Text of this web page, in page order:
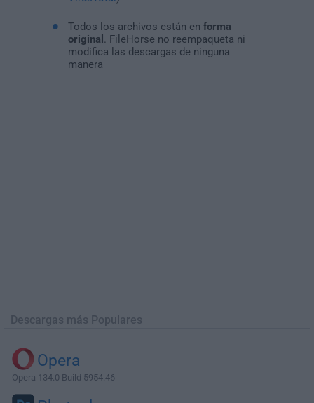
Todos los archivos están en forma
original
. FileHorse no reempaqueta ni
modifica las descargas de ninguna
manera
Descargas más Populares
Opera
Opera 134.0 Build 5954.46